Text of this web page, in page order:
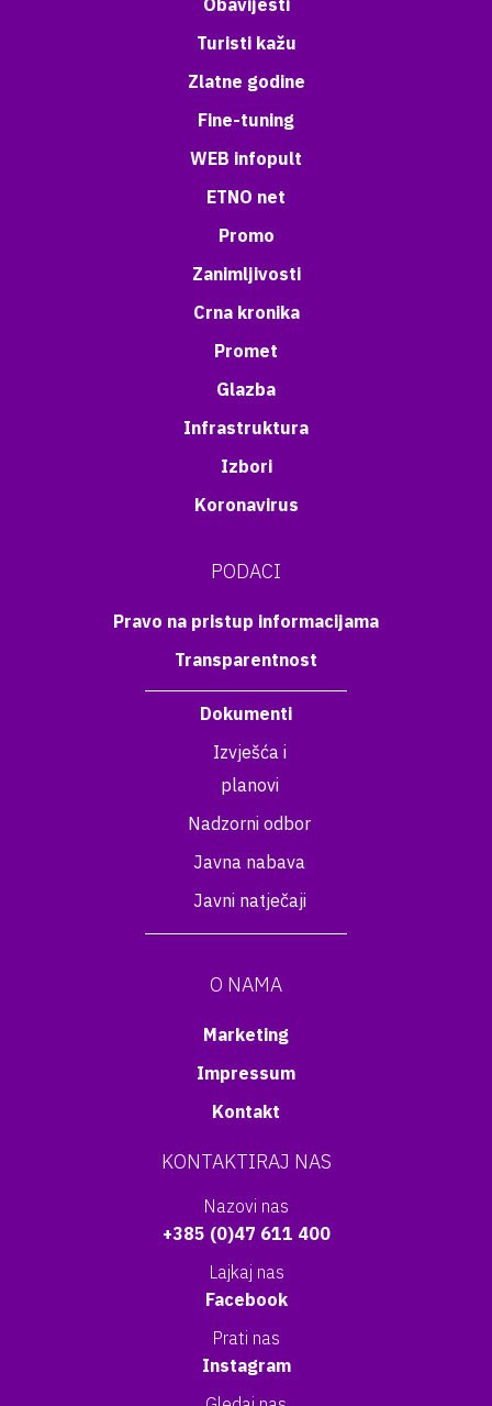
Obavijesti
Turisti kažu
Zlatne godine
Fine-tuning
WEB infopult
ETNO net
Promo
Zanimljivosti
Crna kronika
Promet
Glazba
Infrastruktura
Izbori
Koronavirus
PODACI
Pravo na pristup informacijama
Transparentnost
Dokumenti
Izvješća i
planovi
Nadzorni odbor
Javna nabava
Javni natječaji
O NAMA
Marketing
Impressum
Kontakt
KONTAKTIRAJ NAS
Nazovi nas
+385 (0)47 611 400
Lajkaj nas
Facebook
Prati nas
Instagram